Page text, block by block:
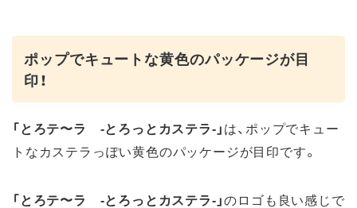
ポップでキュートな黄色のパッケージが目
印！
「とろテ〜ラ -とろっとカステラ-」は、ポップでキュー
トなカステラっぽい黄色のパッケージが目印です。
「とろテ〜ラ -とろっとカステラ-」のロゴも良い感じで